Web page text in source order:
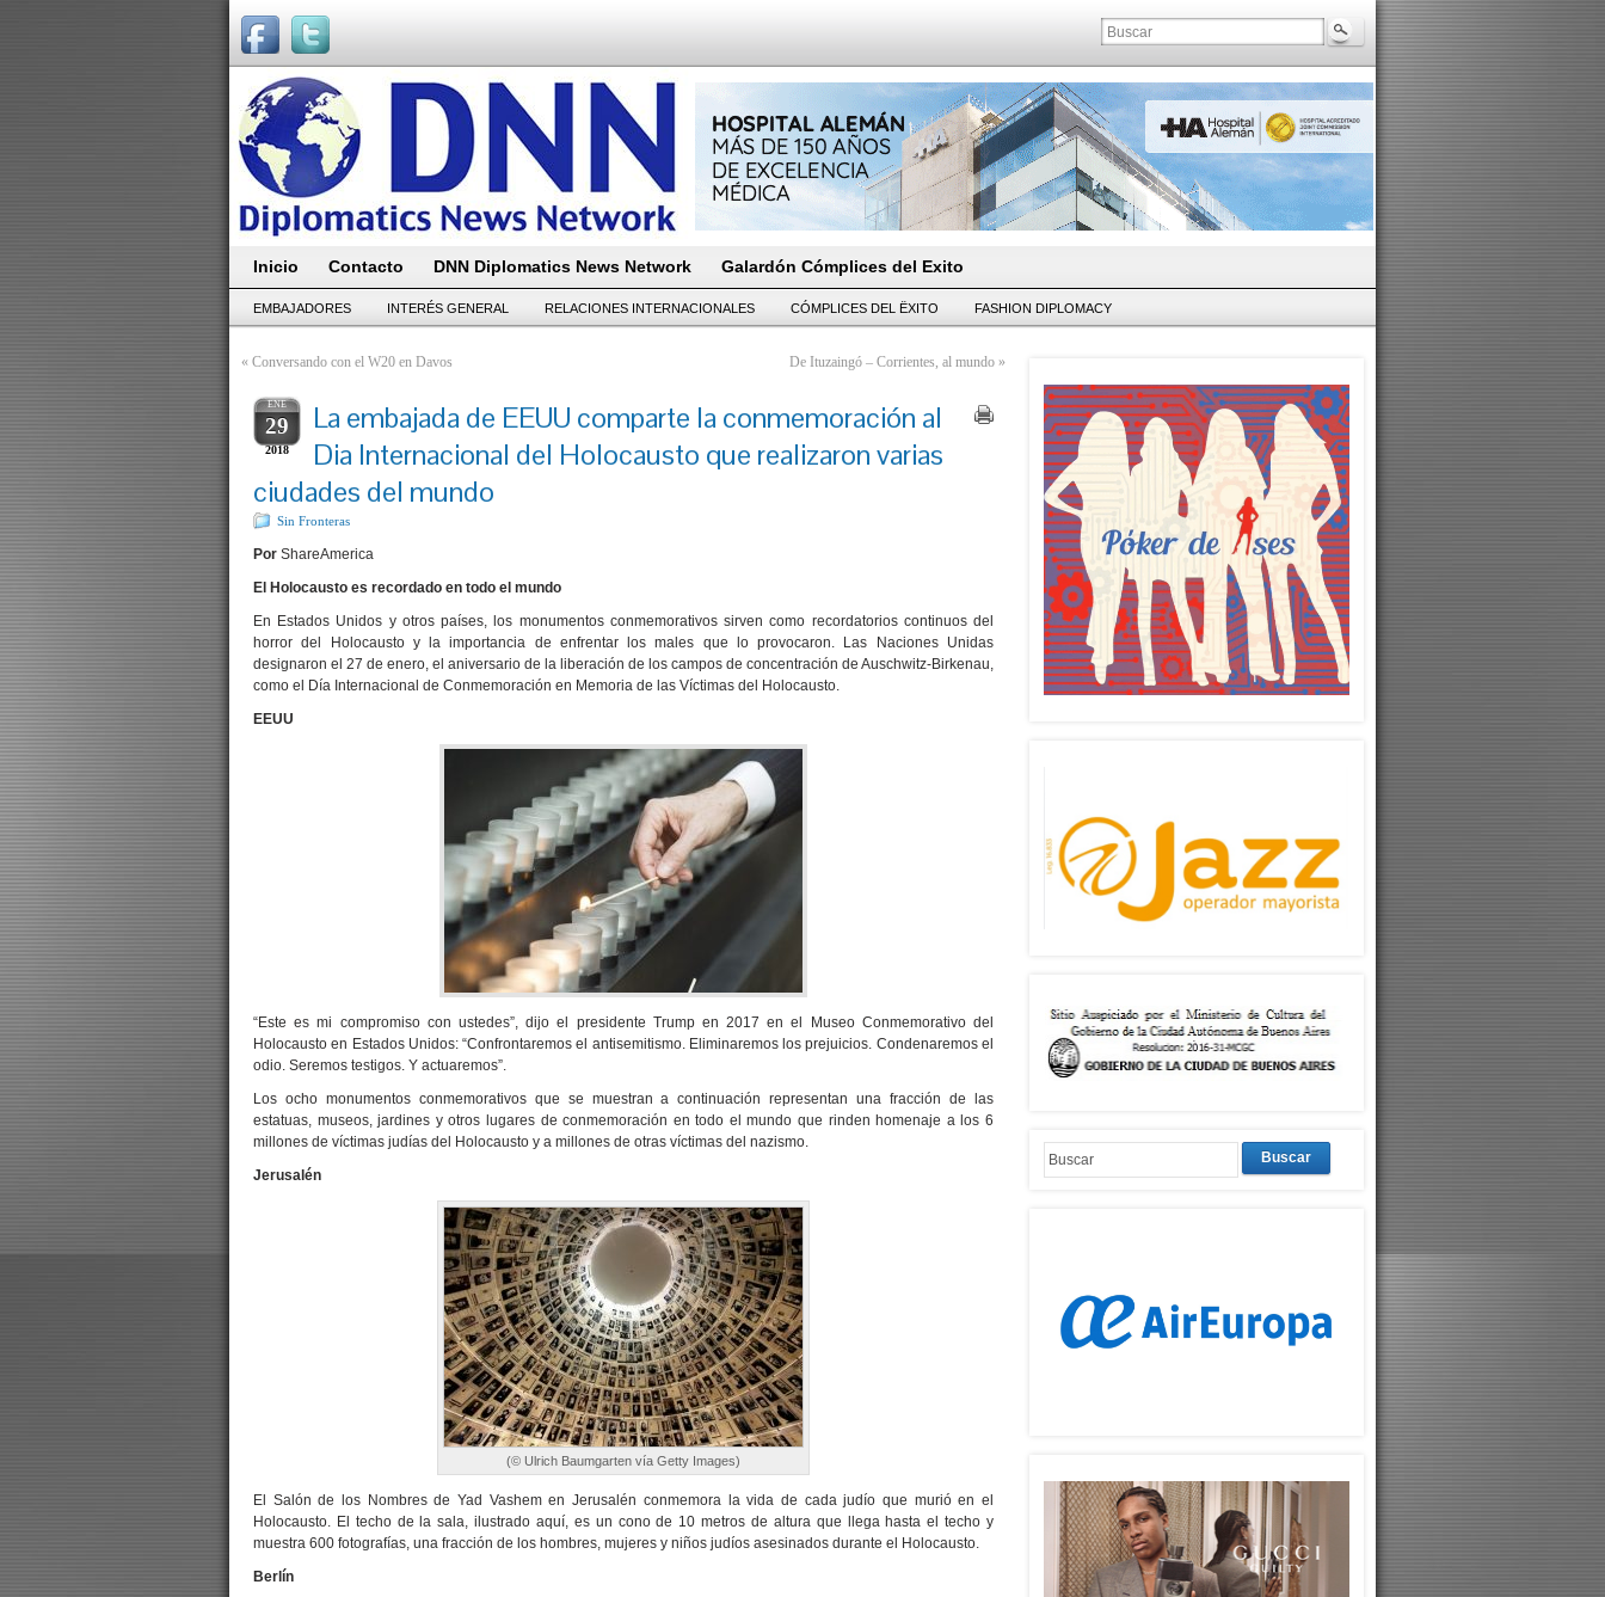
Inicio Contacto DNN Diplomatics News Network Galardón Cómplices del Exito
EMBAJADORES INTERÉS GENERAL RELACIONES INTERNACIONALES CÓMPLICES DEL ËXITO FASHION DIPLOMACY
« Conversando con el W20 en Davos De Ituzaingó – Corrientes, al mundo »
ENE
29
2018
La embajada de EEUU comparte la conmemoración al
Dia Internacional del Holocausto que realizaron varias
ciudades del mundo
Sin Fronteras
Por ShareAmerica
El Holocausto es recordado en todo el mundo
En Estados Unidos y otros países, los monumentos conmemorativos sirven como recordatorios continuos del
horror del Holocausto y la importancia de enfrentar los males que lo provocaron. Las Naciones Unidas
designaron el 27 de enero, el aniversario de la liberación de los campos de concentración de Auschwitz-Birkenau,
como el Día Internacional de Conmemoración en Memoria de las Víctimas del Holocausto.
EEUU
“Este es mi compromiso con ustedes”, dijo el presidente Trump en 2017 en el Museo Conmemorativo del
Holocausto en Estados Unidos: “Confrontaremos el antisemitismo. Eliminaremos los prejuicios. Condenaremos el
odio. Seremos testigos. Y actuaremos”.
Los ocho monumentos conmemorativos que se muestran a continuación representan una fracción de las
estatuas, museos, jardines y otros lugares de conmemoración en todo el mundo que rinden homenaje a los 6
millones de víctimas judías del Holocausto y a millones de otras víctimas del nazismo.
Jerusalén
(© Ulrich Baumgarten vía Getty Images)
El Salón de los Nombres de Yad Vashem en Jerusalén conmemora la vida de cada judío que murió en el
Holocausto. El techo de la sala, ilustrado aquí, es un cono de 10 metros de altura que llega hasta el techo y
muestra 600 fotografías, una fracción de los hombres, mujeres y niños judíos asesinados durante el Holocausto.
Berlín
Buscar